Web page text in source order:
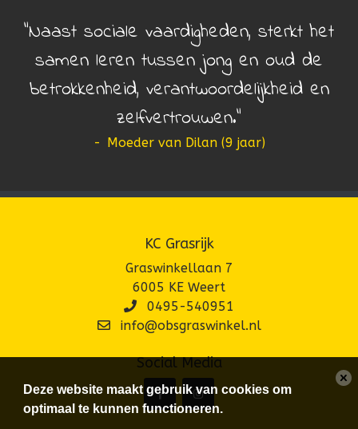
Naast sociale vaardigheden, sterkt het
samen leren tussen jong en oud de
betrokkenheid, verantwoordelijkheid en
zelfvertrouwen.
- Moeder van Dilan (9 jaar)
KC Grasrijk
Graswinkellaan 7
6005 KE Weert
0495-540951
info@obsgraswinkel.nl
Social Media
Deze website maakt gebruik van cookies om
optimaal te kunnen functioneren.